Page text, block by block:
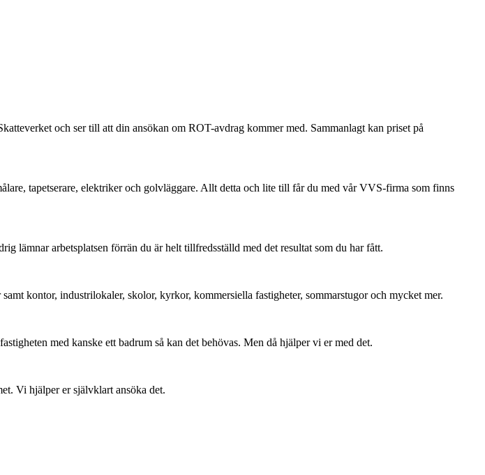
och ser till att din ansökan om ROT-avdrag kommer med. Sammanlagt kan priset på
tapetserare, elektriker och golvläggare. Allt detta och lite till får du med vår VVS-firma som finns
lämnar arbetsplatsen förrän du är helt tillfredsställd med det resultat som du har fått.
kontor, industrilokaler, skolor, kyrkor, kommersiella fastigheter, sommarstugor och mycket mer.
med kanske ett badrum så kan det behövas. Men då hjälper vi er med det.
Vi hjälper er självklart ansöka det.